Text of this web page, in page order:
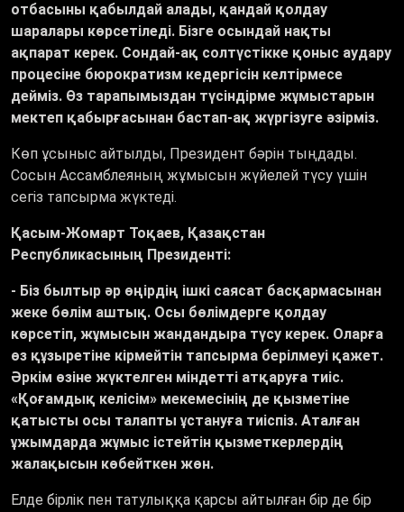
отбасыны қабылдай алады, қандай қолдау
шаралары көрсетіледі. Бізге осындай нақты
ақпарат керек. Сондай-ақ солтүстікке қоныс аудару
процесіне бюрократизм кедергісін келтірмесе
дейміз. Өз тарапымыздан түсіндірме жұмыстарын
мектеп қабырғасынан бастап-ақ жүргізуге әзірміз.
Көп ұсыныс айтылды, Президент бәрін тыңдады.
Сосын Ассамблеяның жұмысын жүйелей түсу үшін
сегіз тапсырма жүктеді.
Қасым-Жомарт Тоқаев, Қазақстан
Республикасының Президенті:
- Біз былтыр әр өңірдің ішкі саясат басқармасынан
жеке бөлім аштық. Осы бөлімдерге қолдау
көрсетіп, жұмысын жандандыра түсу керек. Оларға
өз құзыретіне кірмейтін тапсырма берілмеуі қажет.
Әркім өзіне жүктелген міндетті атқаруға тиіс.
«Қоғамдық келісім» мекемесінің де қызметіне
қатысты осы талапты ұстануға тиіспіз. Аталған
ұжымдарда жұмыс істейтін қызметкерлердің
жалақысын көбейткен жөн.
Елде бірлік пен татулыққа қарсы айтылған бір де бір